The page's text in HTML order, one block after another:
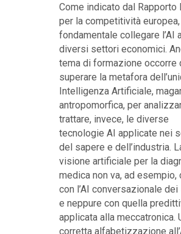
Come indicato dal Rapporto
per la competitività
fondamentale collegare l’AI
diversi settori economici.
tema di formazione occorre
superare la metafora
Intelligenza Artificiale,
antropomorfica, per
trattare, invece, le diverse
tecnologie AI applicate nei
del sapere e dell’industria.
visione artificiale per la
medica non va, ad esempio,
con l’AI conversazionale
e neppure con quella
applicata alla meccatronica.
corretta alfabetizzazione